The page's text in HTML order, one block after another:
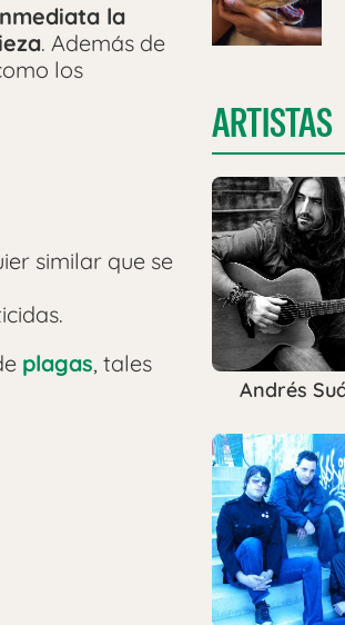
la
. Además de
los
similar que se
plagas, tales
ARTISTAS
Andrés